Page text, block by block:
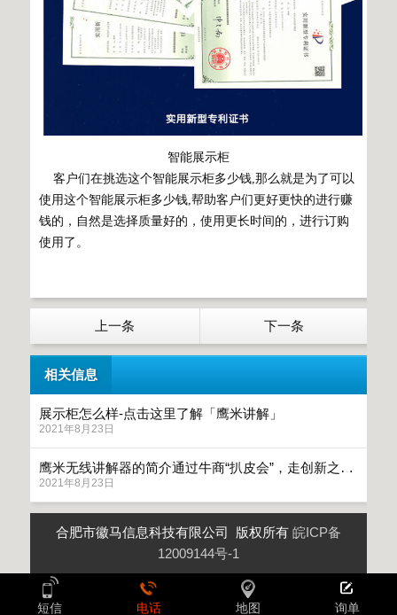
智能展示柜
客户们在挑选这个智能展示柜多少钱,那么就是为了可以
使用这个智能展示柜多少钱,帮助客户们更好更快的进行赚
钱的，自然是选择质量好的，使用更长时间的，进行订购
使用了。
上一条 下一条
相关信息
展示柜怎么样-点击这里了解「鹰米讲解」
2021年8月23日
鹰米无线讲解器的简介通过牛商“扒皮会”，走创新之路「鹰米讲解」
2021年8月23日
合肥市徽马信息科技有限公司 版权所有 皖ICP备
12009144号-1
短信 电话 地图 询单